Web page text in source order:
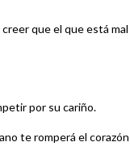
que el que está mal
por su cariño.
te romperá el